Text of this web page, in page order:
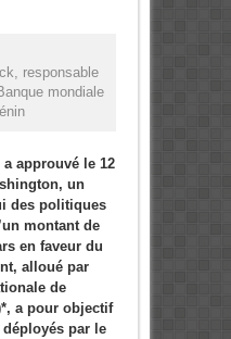
responsable
mondiale
approuvé le 12
un
des politiques
montant de
en faveur du
alloué par
de
a pour objectif
par le